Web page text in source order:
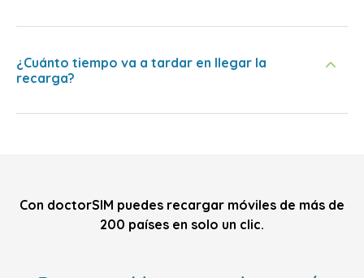
¿Cuánto tiempo va a tardar en llegar la
recarga?
Con doctorSIM puedes recargar móviles de más de
200 países en solo un clic.